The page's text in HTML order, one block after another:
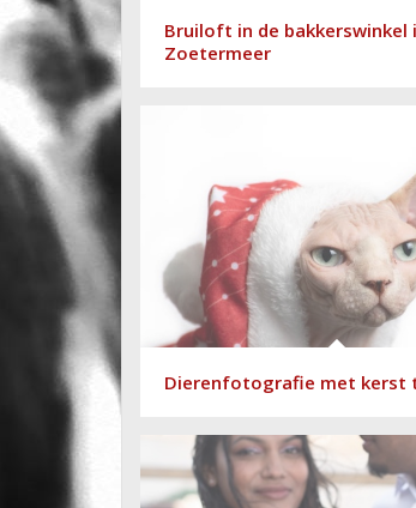
Bruiloft in de bakkerswinkel
Zoetermeer
Dierenfotografie met kerst